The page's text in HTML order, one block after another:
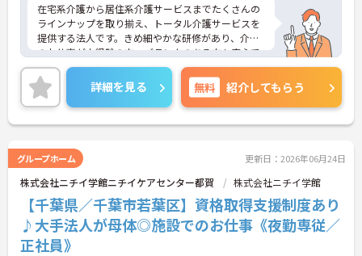
在宅系介護から居住系介護サービスまでたくさんの
ラインナップを取り揃え、トータル介護サービスを
提供する法人です。きめ細やかな研修があり、介護
のお仕事が未経験の方、ブランクのある方も安心で
す。ご興味ある方には、面接対策ポイントなど、さ
らに詳細をお話しいたしますのでお気軽にご相談く
ださい！
詳細を見る 無料 紹介してもらう
グループホーム 更新日：2026年06月24日
株式会社ニチイ学館ニチイケアセンター都賀 株式会社ニチイ学館
【千葉県／千葉市若葉区】資格取得支援制度あり
♪大手法人が母体◎施設でのお仕事《夜勤専従／
正社員》